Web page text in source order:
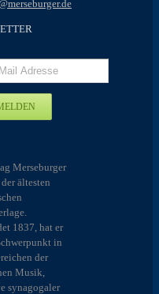
Merseburger
ältesten
1837, hat er
in
der
Musik,
synagogaler